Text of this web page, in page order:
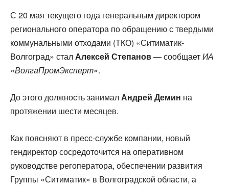
С 20 мая текущего года генеральным директором
регионального оператора по обращению с твердыми
коммунальными отходами (ТКО) «Ситиматик-
Волгоград» стал Алексей Степанов— сообщаетИА
«ВолгаПромЭксперт».
До этого должность занимал Андрей Демин на
протяжении шести месяцев.
Как поясняют в пресс-службе компании, новый
гендиректор сосредоточится на оперативном
руководстве регоператора, обеспечении развития
Группы «Ситиматик» в Волгоградской области, а